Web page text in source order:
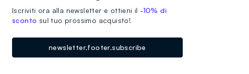
Iscriviti ora alla newsletter e ottieni il -10% di
sconto sul tuo prossimo acquisto!
newsletter.footer.subscribe